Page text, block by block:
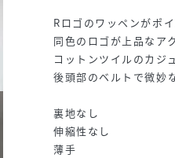
Rロゴのワッペンがポ
同色のロゴが上品なア
コットンツイルのカジ
後頭部のベルトで微妙
裏地なし
伸縮性なし
薄手